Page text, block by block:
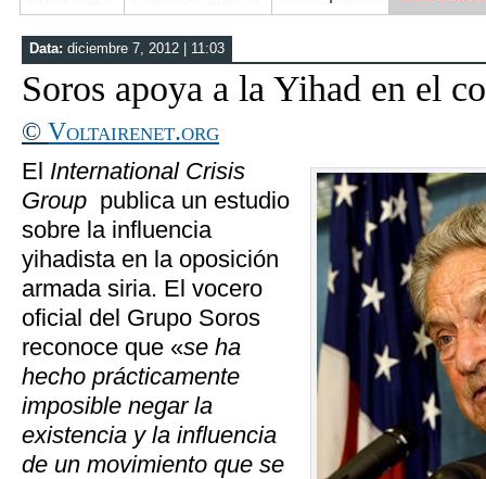
Data: diciembre 7, 2012 | 11:03
Soros apoya a la Yihad en el
© Voltairenet.org
El International Crisis
Group publica un estudio
sobre la influencia
yihadista en la oposición
armada siria. El vocero
oficial del Grupo Soros
reconoce que «se ha
hecho prácticamente
imposible negar la
existencia y la influencia
de un movimiento que se